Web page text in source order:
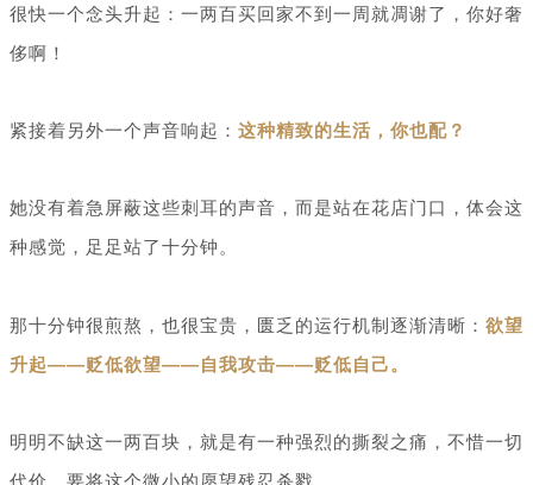
很快一个念头升起：一两百买回家不到一周就凋谢了，你好奢
侈啊！
紧接着另外一个声音响起： 这种精致的生活，你也配？
她没有着急屏蔽这些刺耳的声音，而是站在花店门口，体会这
种感觉，足足站了十分钟。
那十分钟很煎熬，也很宝贵，匮乏的运行机制逐渐清晰： 欲望
升起——贬低欲望——自我攻击——贬低自己。
明明不缺这一两百块，就是有一种强烈的撕裂之痛，不惜一切